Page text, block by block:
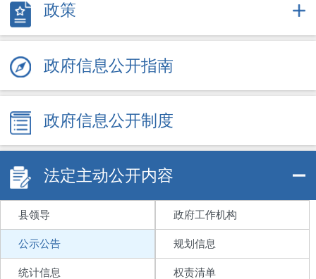
政策
政府信息公开指南
政府信息公开制度
法定主动公开内容
县领导 政府工作机构
公示公告 规划信息
统计信息 权责清单